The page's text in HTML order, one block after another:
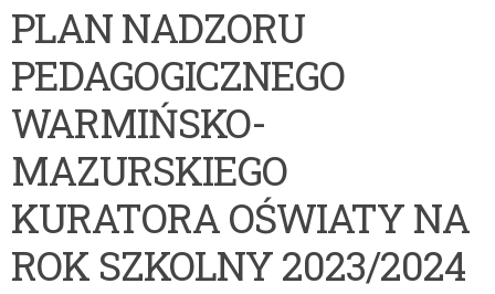
PLAN NADZORU
PEDAGOGICZNEGO
WARMIŃSKO-
MAZURSKIEGO
KURATORA OŚWIATY NA
ROK SZKOLNY 2023/2024
–
archiwum
NR
34/23
WARMIŃSKO-
MAZURSKIEGO
KURATORA
OŚWIATY
z